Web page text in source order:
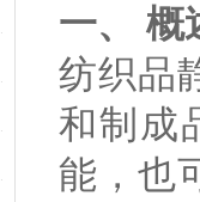
一、 概
纺织品
和制成
能，也